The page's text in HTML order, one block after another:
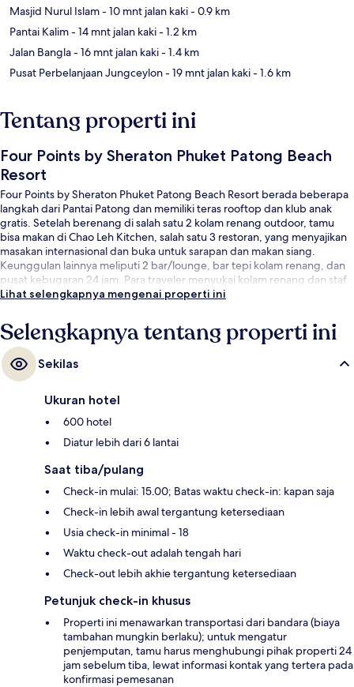
Masjid Nurul Islam- 10 mnt jalan kaki- 0.9 km
Pantai Kalim- 14 mnt jalan kaki- 1.2 km
Jalan Bangla- 16 mnt jalan kaki- 1.4 km
Pusat Perbelanjaan Jungceylon- 19 mnt jalan kaki- 1.6 km
Tentang properti ini
Four Points by Sheraton Phuket Patong Beach
Resort
Four Points by Sheraton Phuket Patong Beach Resort berada beberapa
langkah dari Pantai Patong dan memiliki teras rooftop dan klub anak
gratis. Setelah berenang di salah satu 2 kolam renang outdoor, tamu
bisa makan di Chao Leh Kitchen, salah satu 3 restoran, yang menyajikan
masakan internasional dan buka untuk sarapan dan makan siang.
Keunggulan lainnya meliputi 2 bar/lounge, bar tepi kolam renang, dan
pusat kebugaran 24 jam. Para traveler menyukai kolam renang dan staf.
Lihat selengkapnya mengenai properti ini
Selengkapnya tentang properti ini
Sekilas
Ukuran hotel
600 hotel
Diatur lebih dari 6 lantai
Saat tiba/pulang
Check-in mulai: 15.00; Batas waktu check-in: kapan saja
Check-in lebih awal tergantung ketersediaan
Usia check-in minimal - 18
Waktu check-out adalah tengah hari
Check-out lebih akhie tergantung ketersediaan
Petunjuk check-in khusus
Properti ini menawarkan transportasi dari bandara (biaya
tambahan mungkin berlaku); untuk mengatur
penjemputan, tamu harus menghubungi pihak properti 24
jam sebelum tiba, lewat informasi kontak yang tertera pada
konfirmasi pemesanan